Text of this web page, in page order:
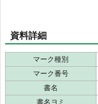
資料詳細
マーク種別
マーク番号
書名
書名ヨミ